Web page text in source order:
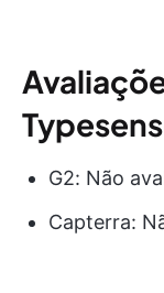
G2: Não
Capterra: